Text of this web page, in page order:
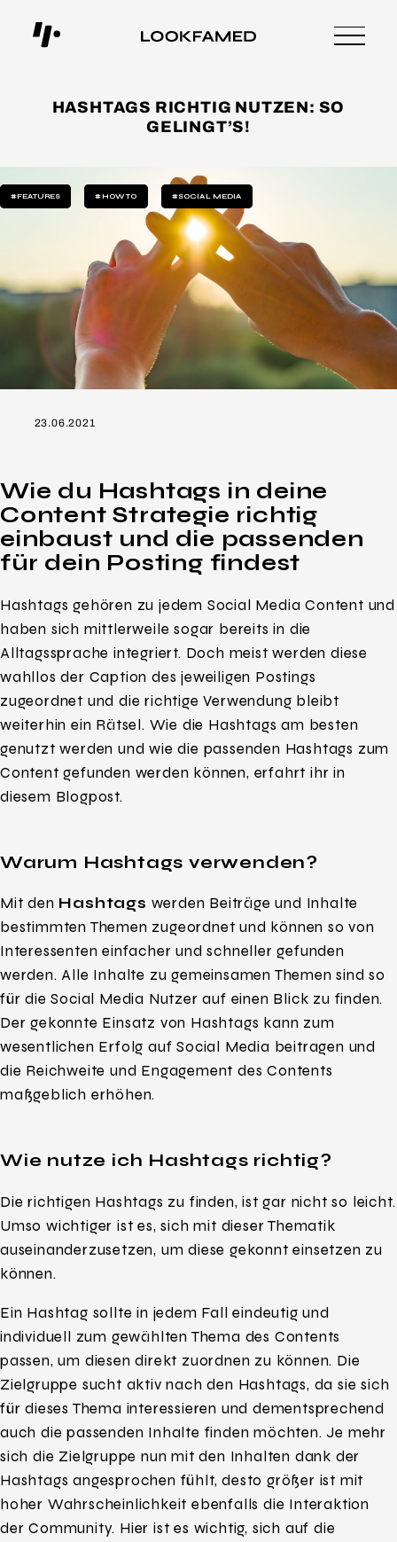
HASHTAGS RICHTIG NUTZEN: SO
GELINGT’S!
#FEATURES #HOW TO #SOCIAL MEDIA
23.06.2021
Wie du Hashtags in deine
Content Strategie richtig
einbaust und die passenden
für dein Posting findest
Hashtags gehören zu jedem Social Media Content und
haben sich mittlerweile sogar bereits in die
Alltagssprache integriert. Doch meist werden diese
wahllos der Caption des jeweiligen Postings
zugeordnet und die richtige Verwendung bleibt
weiterhin ein Rätsel. Wie die Hashtags am besten
genutzt werden und wie die passenden Hashtags zum
Content gefunden werden können, erfahrt ihr in
diesem Blogpost.
Warum Hashtags verwenden?
Mit den Hashtags werden Beiträge und Inhalte
bestimmten Themen zugeordnet und können so von
Interessenten einfacher und schneller gefunden
werden. Alle Inhalte zu gemeinsamen Themen sind so
für die Social Media Nutzer auf einen Blick zu finden.
Der gekonnte Einsatz von Hashtags kann zum
wesentlichen Erfolg auf Social Media beitragen und
die Reichweite und Engagement des Contents
maßgeblich erhöhen.
Wie nutze ich Hashtags richtig?
Die richtigen Hashtags zu finden, ist gar nicht so leicht.
Umso wichtiger ist es, sich mit dieser Thematik
auseinanderzusetzen, um diese gekonnt einsetzen zu
können.
Ein Hashtag sollte in jedem Fall eindeutig und
individuell zum gewählten Thema des Contents
passen, um diesen direkt zuordnen zu können. Die
Zielgruppe sucht aktiv nach den Hashtags, da sie sich
für dieses Thema interessieren und dementsprechend
auch die passenden Inhalte finden möchten. Je mehr
sich die Zielgruppe nun mit den Inhalten dank der
Hashtags angesprochen fühlt, desto größer ist mit
hoher Wahrscheinlichkeit ebenfalls die Interaktion
der Community. Hier ist es wichtig, sich auf die